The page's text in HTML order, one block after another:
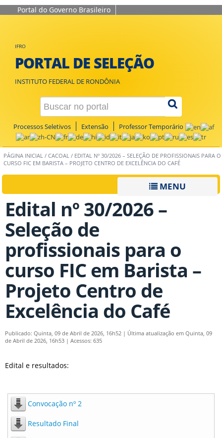
Portal do Governo Brasileiro
IFRO
PORTAL DE SELEÇÃO
INSTITUTO FEDERAL DE RONDÔNIA
Processos Seletivos Extensão Professor Temporário
PÁGINA INICIAL / CACOAL / EDITAL Nº 30/2026 – SELEÇÃO DE PROFISSIONAIS PARA O
CURSO FIC EM BARISTA – PROJETO CENTRO DE EXCELÊNCIA DO CAFÉ
MENU
Edital nº 30/2026 –
Seleção de
profissionais para o
curso FIC em Barista –
Projeto Centro de
Excelência do Café
Publicado: Quinta, 09 de Abril de 2026, 16h52 | Última atualização em Quinta, 09
de Abril de 2026, 16h53 | Acessos: 635
Edital e resultados:
Convocação nº 2
Resultado Final